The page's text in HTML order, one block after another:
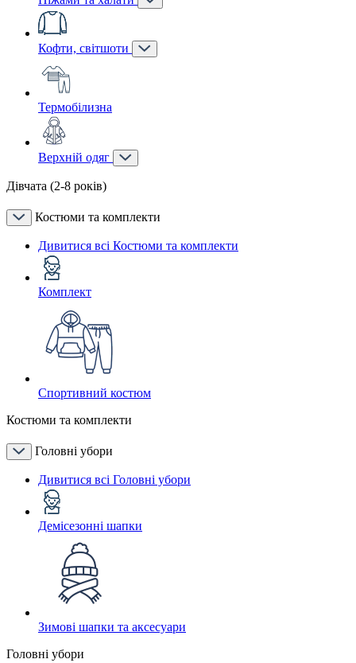
Кофти, світшоти
Термобілизна
Верхній одяг
Дівчата (2-8 років)
Костюми та комплекти
Дивитися всі Костюми та комплекти
Комплект
Спортивний костюм
Костюми та комплекти
Головні убори
Дивитися всі Головні убори
Демісезонні шапки
Зимові шапки та аксесуари
Головні убори